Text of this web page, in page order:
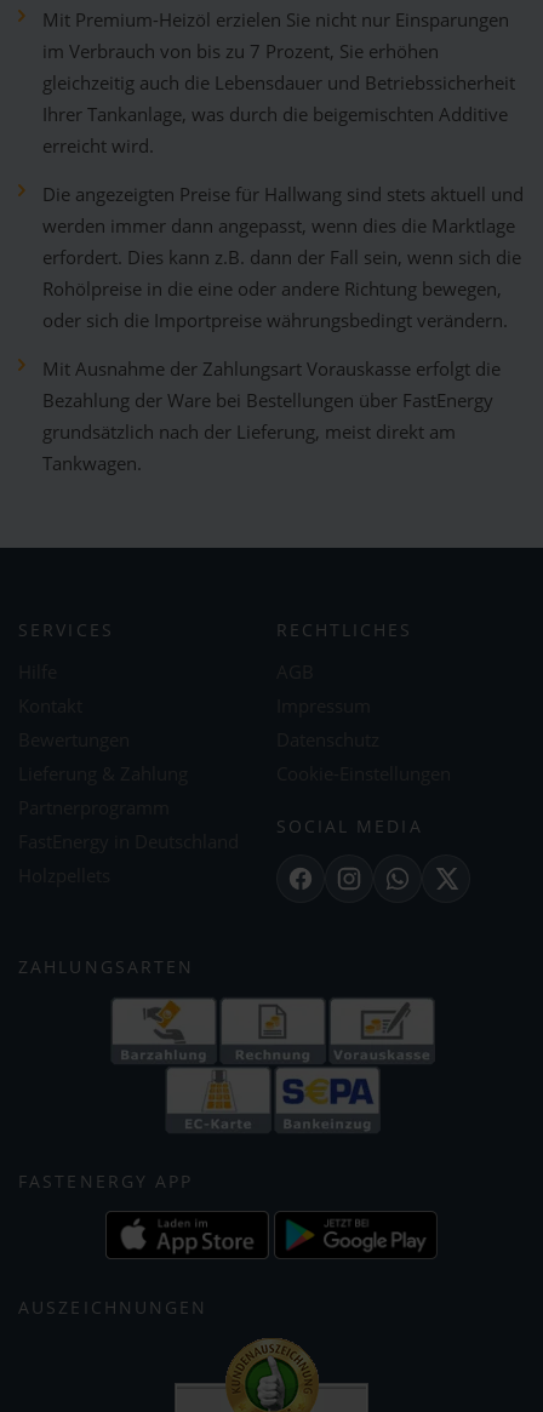
Mit Premium-Heizöl erzielen Sie nicht nur Einsparungen
im Verbrauch von bis zu 7 Prozent, Sie erhöhen
gleichzeitig auch die Lebensdauer und Betriebssicherheit
Ihrer Tankanlage, was durch die beigemischten Additive
erreicht wird.
Die angezeigten Preise für Hallwang sind stets aktuell und
werden immer dann angepasst, wenn dies die Marktlage
erfordert. Dies kann z.B. dann der Fall sein, wenn sich die
Rohölpreise in die eine oder andere Richtung bewegen,
oder sich die Importpreise währungsbedingt verändern.
Mit Ausnahme der Zahlungsart Vorauskasse erfolgt die
Bezahlung der Ware bei Bestellungen über FastEnergy
grundsätzlich nach der Lieferung, meist direkt am
Tankwagen.
SERVICES RECHTLICHES
SOCIAL MEDIA
FacebookInstagramWhatsApp
X
ZAHLUNGSARTEN
FASTENERGY APP
AUSZEICHNUNGEN